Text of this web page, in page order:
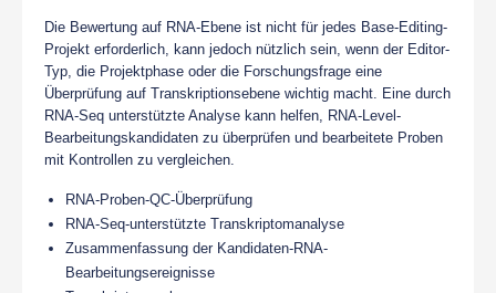
Die Bewertung auf RNA-Ebene ist nicht für jedes Base-Editing-
Projekt erforderlich, kann jedoch nützlich sein, wenn der Editor-
Typ, die Projektphase oder die Forschungsfrage eine
Überprüfung auf Transkriptionsebene wichtig macht. Eine durch
RNA-Seq unterstützte Analyse kann helfen, RNA-Level-
Bearbeitungskandidaten zu überprüfen und bearbeitete Proben
mit Kontrollen zu vergleichen.
RNA-Proben-QC-Überprüfung
RNA-Seq-unterstützte Transkriptomanalyse
Zusammenfassung der Kandidaten-RNA-
Bearbeitungsereignisse